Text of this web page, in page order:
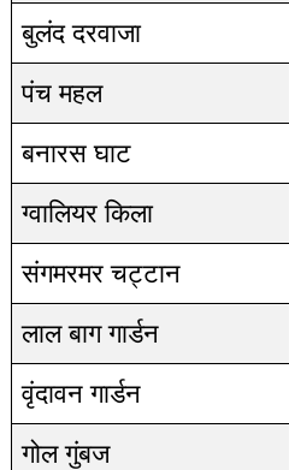
बुलंद दरवाजा
पंच महल
बनारस घाट
ग्वालियर किला
संगमरमर चट्टान
लाल बाग गार्डन
वृंदावन गार्डन
गोल गुंबज